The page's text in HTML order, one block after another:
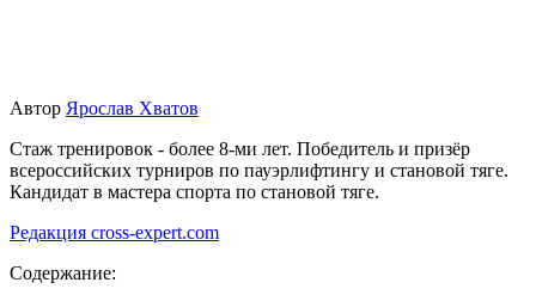
Автор Ярослав Хватов
Стаж тренировок - более 8-ми лет. Победитель и призёр
всероссийских турниров по пауэрлифтингу и становой тяге.
Кандидат в мастера спорта по становой тяге.
Редакция cross-expert.com
Содержание: